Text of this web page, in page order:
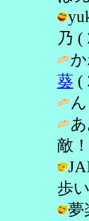
乃 (
葵 (
敵
歩
夢